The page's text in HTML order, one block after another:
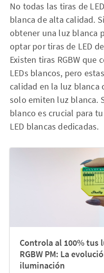
No todas las tiras de
blanca de alta calidad.
obtener una luz blanca
optar por tiras de LED
Existen tiras RGBW que
LEDs blancos, pero
calidad en la luz blanca
solo emiten luz blanca.
blanco es crucial para
LED blancas dedicadas.
Controla al 100% tus
RGBW PM: La
iluminación